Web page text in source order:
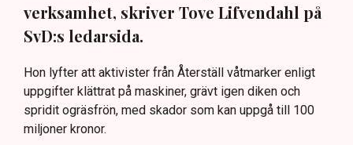
verksamhet, skriver Tove Lifvendahl på
SvD:s ledarsida.
Hon lyfter att aktivister från Återställ våtmarker enligt
uppgifter klättrat på maskiner, grävt igen diken och
spridit ogräsfrön, med skador som kan uppgå till 100
miljoner kronor.